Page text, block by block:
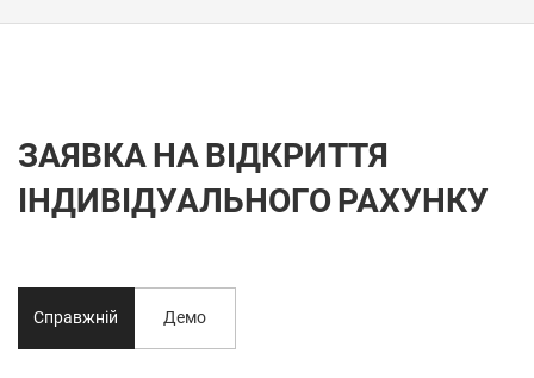
ЗАЯВКА НА ВІДКРИТТЯ
ІНДИВІДУАЛЬНОГО РАХУНКУ
Справжній Демо